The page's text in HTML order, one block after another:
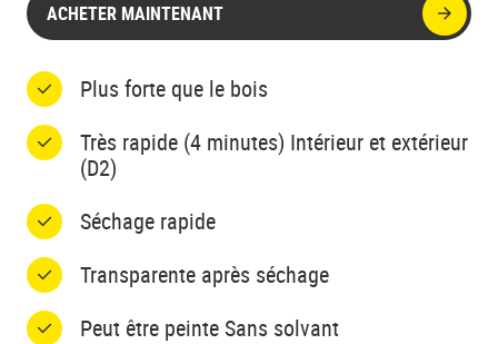
ACHETER MAINTENANT
Plus forte que le bois
Très rapide (4 minutes) Intérieur et extérieur
(D2)
Séchage rapide
Transparente après séchage
Peut être peinte Sans solvant